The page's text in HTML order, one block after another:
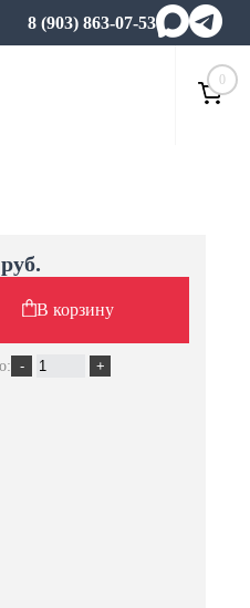
8 (903) 863-07-53
0
В корзину